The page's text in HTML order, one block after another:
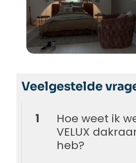
Veelgestelde
1
Hoe weet ik
VELUX
heb?